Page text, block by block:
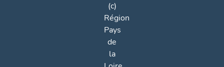
(c)
Région
Pays
de
la